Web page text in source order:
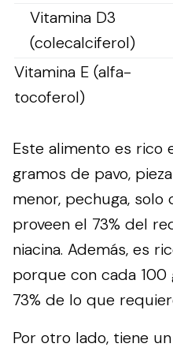
Vitamina D3
(colecalciferol)
Vitamina E (alfa-
tocoferol)
Este alimento es rico
gramos de pavo,
menor, pechuga, solo
proveen el 73% del
niacina. Además, es
porque con cada
73% de lo que
Por otro lado, tiene